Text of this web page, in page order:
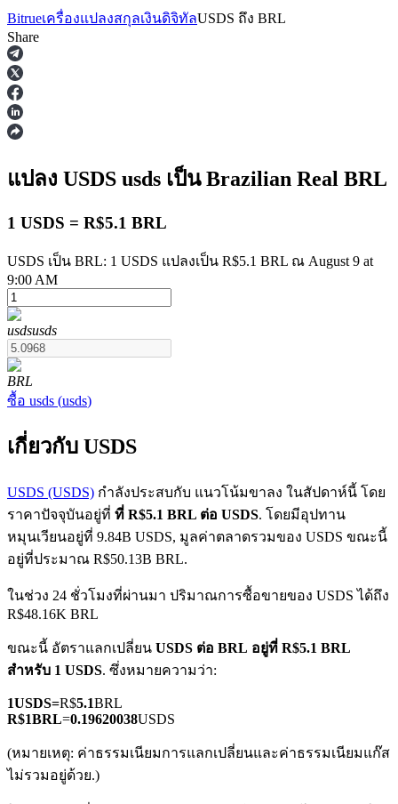
ฟิวเจอร์ส
ฟิวเจอร์สที่ใช้ USDT เป็นหลักประกัน
ฟิวเจอร์ส COIN-M
TradFi
Bitrueเครื่องแปลงสกุลเงินดิจิทัลUSDS ถึง BRL
Share
แปลง USDS usds เป็น Brazilian Real BRL
1 USDS = R$5.1 BRL
USDS เป็น BRL: 1 USDS แปลงเป็น R$5.1 BRL ณ August 9 at
9:00 AM
usdsusds
BRL
ซื้อ usds (usds)
เกี่ยวกับ USDS
USDS (USDS) กำลังประสบกับ แนวโน้มขาลง ในสัปดาห์นี้ โดย
ราคาปัจจุบันอยู่ที่ ที่ R$5.1 BRL ต่อ USDS. โดยมีอุปทาน
หมุนเวียนอยู่ที่ 9.84B USDS, มูลค่าตลาดรวมของ USDS ขณะนี้
อยู่ที่ประมาณ R$50.13B BRL.
ในช่วง 24 ชั่วโมงที่ผ่านมา ปริมาณการซื้อขายของ USDS ได้ถึง
R$48.16K BRL
ขณะนี้ อัตราแลกเปลี่ยน USDS ต่อ BRL อยู่ที่ R$5.1 BRL
สำหรับ 1 USDS. ซึ่งหมายความว่า:
1USDS=R$5.1BRL
R$1BRL=0.19620038USDS
(หมายเหตุ: ค่าธรรมเนียมการแลกเปลี่ยนและค่าธรรมเนียมแก๊ส
ไม่รวมอยู่ด้วย.)